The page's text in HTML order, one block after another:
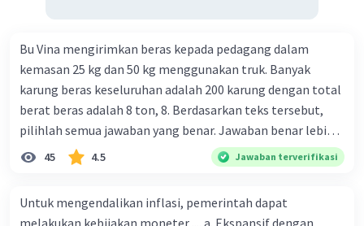
Bu Vina mengirimkan beras kepada pedagang dalam
kemasan 25 kg dan 50 kg menggunakan truk. Banyak
karung beras keseluruhan adalah 200 karung dengan total
berat beras adalah 8 ton, 8. Berdasarkan teks tersebut,
pilihlah semua jawaban yang benar. Jawaban benar lebih
dari satu. Banyak karung beras kemasan 25 kg adalah 50
buah. Banyak karung beras kemasan 50 kg adalah 150
ton. Perbandingan berat beras kemasan 25 kg dan 50 kg
45 4.5 Jawaban terverifikasi
Untuk mengendalikan inflasi, pemerintah dapat